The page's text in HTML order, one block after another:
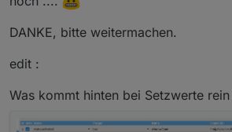
DANKE, bitte weitermachen.
edit :
Was kommt hinten bei Setzwerte rein